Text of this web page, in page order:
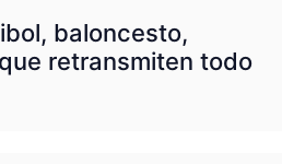
baloncesto,
retransmiten todo